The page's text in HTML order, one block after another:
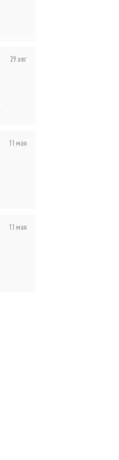
29 авг
11 мая
11 мая